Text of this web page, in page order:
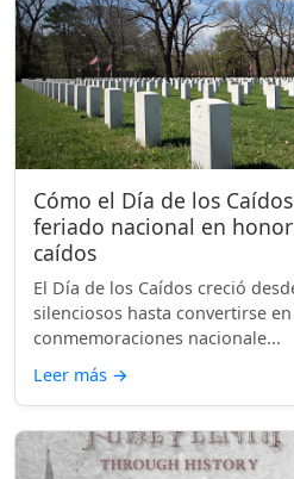
Cómo el Día de los
feriado nacional en
caídos
El Día de los Caídos creció
silenciosos hasta convertirse
conmemoraciones nacionale...
Leer más →